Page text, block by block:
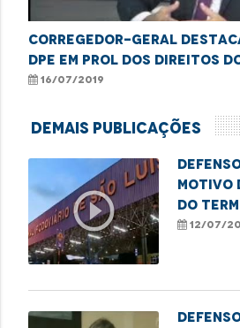
Corregedor-geral
DPE em prol dos direitos
16/07/2019
Demais Publicações
play_circle_outline
motivo
do
de São
12/07/